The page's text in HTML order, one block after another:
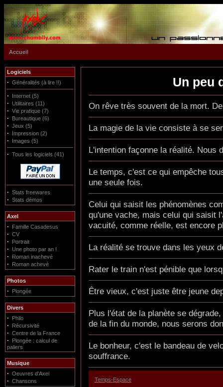
Accueil
Logiciels
· Généralités (à lire !!)
· Internet (5)
· Utilitaires (11)
· Vie pratique (7)
· Bureautique (6)
· Jeux (5)
· Impression (2)
· Images (5)
· Tous les logiciels (41)
· Stats freewares
· Stats démos
Axel
· Famille Casadesus
· CV
· Portrait
· Une photo par an !
· Roman inachevé
· Roman achevé
Photos
· Plongée
Divers
· Philo
· Récursivité
· Centre de la France
·
Plongée : calcul de
paliers
Musique
· Oeuvres d'Axel
· Chansons
Un peu
On rêve très souvent de la mort.
La magie de la vie consiste à se
L'intention façonne la réalité. Nous
Le temps, c'est ce qui empêche
une seule fois.
Celui qui saisit les phénomènes
qu'une vache, mais celui qui saisit
vacuité, comme réelle, est encore
La réalité se trouve dans les yeux
Rater le train n'est pénible que
Être vieux, c'est juste être jeune
Plus l'état de la planète se
de la fin du monde, nous serons
Le bonheur, c'est le bandeau de
souffrance.
Temps-Espace